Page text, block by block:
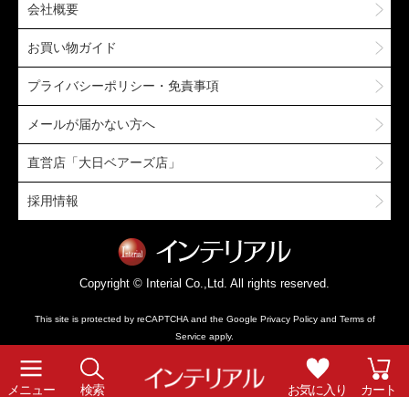
メニュー 検索 お気に入り カート
会社概要
お買い物ガイド
プライバシーポリシー・免責事項
メールが届かない方へ
直営店「大日ベアーズ店」
採用情報
Copyright © Interial Co.,Ltd. All rights reserved.
This site is protected by reCAPTCHA and the Google Privacy Policyand Terms of
Service apply.